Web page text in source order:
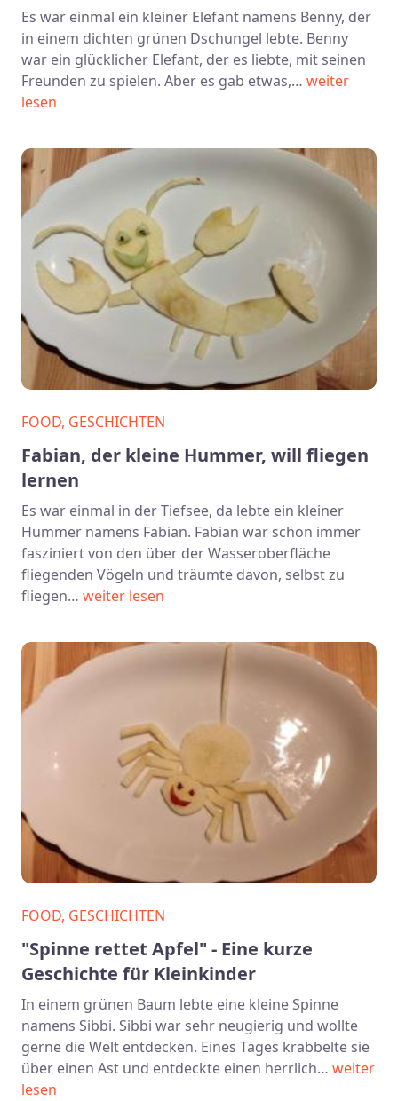
Es war einmal ein kleiner Elefant namens Benny, der
in einem dichten grünen Dschungel lebte. Benny
war ein glücklicher Elefant, der es liebte, mit seinen
Freunden zu spielen. Aber es gab etwas,… weiter
lesen
FOOD, GESCHICHTEN
Fabian, der kleine Hummer, will fliegen
lernen
Es war einmal in der Tiefsee, da lebte ein kleiner
Hummer namens Fabian. Fabian war schon immer
fasziniert von den über der Wasseroberfläche
fliegenden Vögeln und träumte davon, selbst zu
fliegen… weiter lesen
FOOD, GESCHICHTEN
"Spinne rettet Apfel" - Eine kurze
Geschichte für Kleinkinder
In einem grünen Baum lebte eine kleine Spinne
namens Sibbi. Sibbi war sehr neugierig und wollte
gerne die Welt entdecken. Eines Tages krabbelte sie
über einen Ast und entdeckte einen herrlich… weiter
lesen